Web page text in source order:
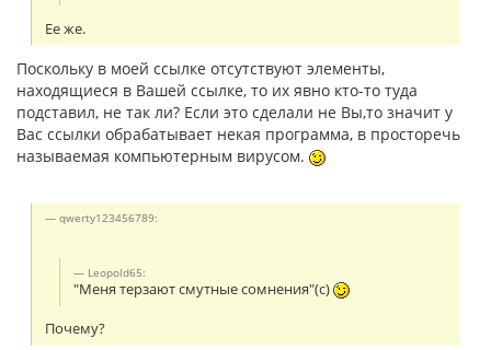
Ее же.
Поскольку в моей ссылке отсутствуют элементы,
находящиеся в Вашей ссылке, то их явно кто-то туда
подставил, не так ли? Если это сделали не Вы,то значит у
Вас ссылки обрабатывает некая программа, в просторечь
называемая компьютерным вирусом.
qwerty123456789:
Leopold65:
"Меня терзают смутные сомнения"(с)
Почему?